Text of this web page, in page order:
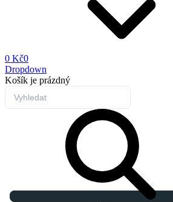
0 Kč0
Dropdown
Košík je prázdný